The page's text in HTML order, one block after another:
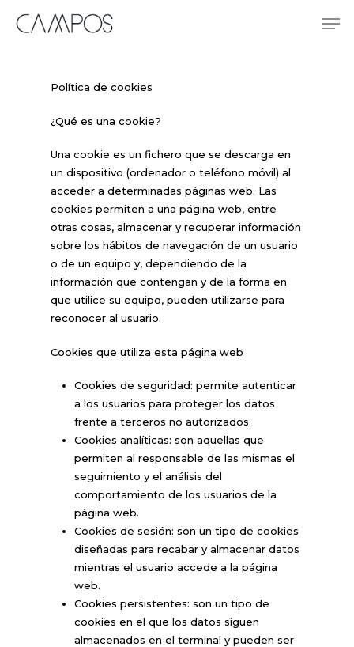
Política de cookies
¿Qué es una cookie?
Una cookie es un fichero que se descarga en
un dispositivo (ordenador o teléfono móvil) al
acceder a determinadas páginas web. Las
cookies permiten a una página web, entre
otras cosas, almacenar y recuperar información
sobre los hábitos de navegación de un usuario
o de un equipo y, dependiendo de la
información que contengan y de la forma en
que utilice su equipo, pueden utilizarse para
reconocer al usuario.
Cookies que utiliza esta página web
Cookies de seguridad: permite autenticar
a los usuarios para proteger los datos
frente a terceros no autorizados.
Cookies analíticas: son aquellas que
permiten al responsable de las mismas el
seguimiento y el análisis del
comportamiento de los usuarios de la
página web.
Cookies de sesión: son un tipo de cookies
diseñadas para recabar y almacenar datos
mientras el usuario accede a la página
web.
Cookies persistentes: son un tipo de
cookies en el que los datos siguen
almacenados en el terminal y pueden ser